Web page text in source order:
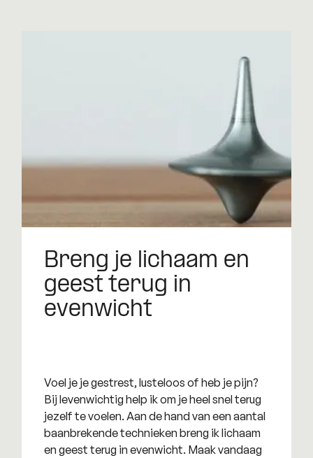
Breng je lichaam en
geest terug in
evenwicht
Voel je je gestrest, lusteloos of heb je pijn?
Bij levenwichtig help ik om je heel snel terug
jezelf te voelen. Aan de hand van een aantal
baanbrekende technieken breng ik lichaam
en geest terug in evenwicht. Maak vandaag